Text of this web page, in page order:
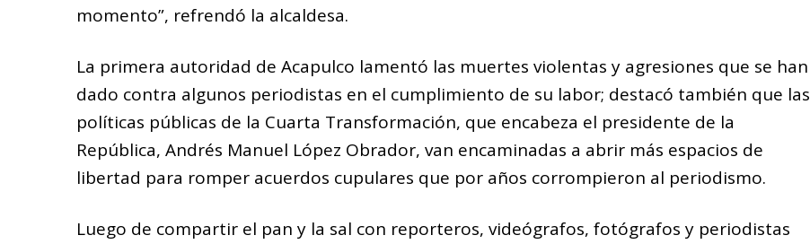
momento”, refrendó la alcaldesa.
La primera autoridad de Acapulco lamentó las muertes violentas y agresiones que se han
dado contra algunos periodistas en el cumplimiento de su labor; destacó también que las
políticas públicas de la Cuarta Transformación, que encabeza el presidente de la
República, Andrés Manuel López Obrador, van encaminadas a abrir más espacios de
libertad para romper acuerdos cupulares que por años corrompieron al periodismo.
Luego de compartir el pan y la sal con reporteros, videógrafos, fotógrafos y periodistas